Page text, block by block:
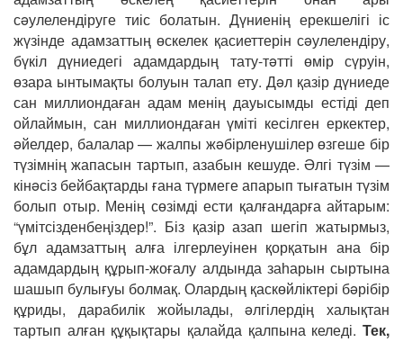
сəулелендіруге тиіс болатын. Дүниенің ерекшелігі іс
жүзінде адамзаттың өскелек қасиеттерін сəулелендіру,
бүкіл дүниедегі адамдардың тату-тəтті өмір сүруін,
өзара ынтымақты болуын талап ету. Дəл қазір дүниеде
сан миллиондаған адам менің дауысымды естіді деп
ойлаймын, сан миллиондаған үміті кесілген еркектер,
əйелдер, балалар — жалпы жəбірленушілер өзгеше бір
түзімнің жапасын тартып, азабын кешуде. Əлгі түзім —
кінəсіз бейбақтарды ғана түрмеге апарып тығатын түзім
болып отыр. Менің сөзімді ести қалғандарға айтарым:
“үмітсізденбеңіздер!”. Біз қазір азап шегіп жатырмыз,
бұл адамзаттың алға ілгерлеуінен қорқатын ана бір
адамдардың құрып-жоғалу алдында заһарын сыртына
шашып булығуы болмақ. Олардың қаскөйліктері бəрібір
құриды, дарабилік жойылады, əлгілердің халықтан
тартып алған құқықтары қалайда қалпына келеді. Тек,